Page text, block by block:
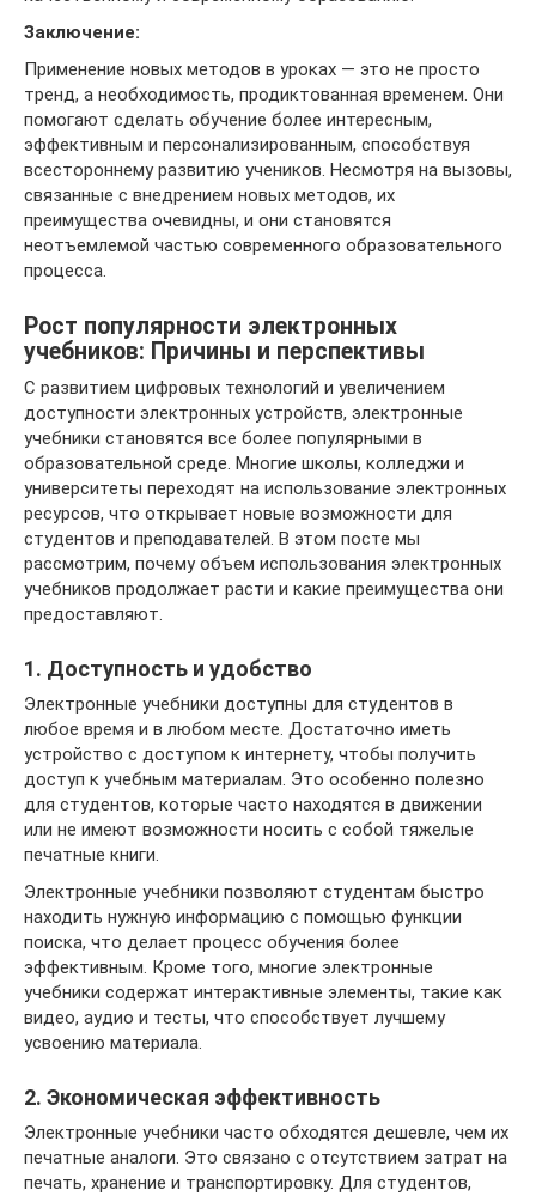
Заключение:
Применение новых методов в уроках — это не просто
тренд, а необходимость, продиктованная временем. Они
помогают сделать обучение более интересным,
эффективным и персонализированным, способствуя
всестороннему развитию учеников. Несмотря на вызовы,
связанные с внедрением новых методов, их
преимущества очевидны, и они становятся
неотъемлемой частью современного образовательного
процесса.
Рост популярности электронных
учебников: Причины и перспективы
С развитием цифровых технологий и увеличением
доступности электронных устройств, электронные
учебники становятся все более популярными в
образовательной среде. Многие школы, колледжи и
университеты переходят на использование электронных
ресурсов, что открывает новые возможности для
студентов и преподавателей. В этом посте мы
рассмотрим, почему объем использования электронных
учебников продолжает расти и какие преимущества они
предоставляют.
1. Доступность и удобство
Электронные учебники доступны для студентов в
любое время и в любом месте. Достаточно иметь
устройство с доступом к интернету, чтобы получить
доступ к учебным материалам. Это особенно полезно
для студентов, которые часто находятся в движении
или не имеют возможности носить с собой тяжелые
печатные книги.
Электронные учебники позволяют студентам быстро
находить нужную информацию с помощью функции
поиска, что делает процесс обучения более
эффективным. Кроме того, многие электронные
учебники содержат интерактивные элементы, такие как
видео, аудио и тесты, что способствует лучшему
усвоению материала.
2. Экономическая эффективность
Электронные учебники часто обходятся дешевле, чем их
печатные аналоги. Это связано с отсутствием затрат на
печать, хранение и транспортировку. Для студентов,